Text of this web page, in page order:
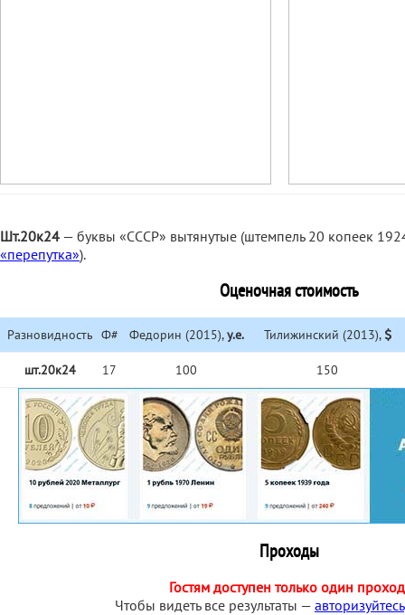
Шт.20к24 — буквы «СССР» вытянутые (штемпель 20 копеек
«перепутка»).
Оценочная стоимость
Разновидность Ф# Федорин (2015),у.е. Тилижинский (2013),
шт.20к24 17 100 150
Проходы
Гостям доступен только один
Чтобы видеть все результаты — авторизуйтесь